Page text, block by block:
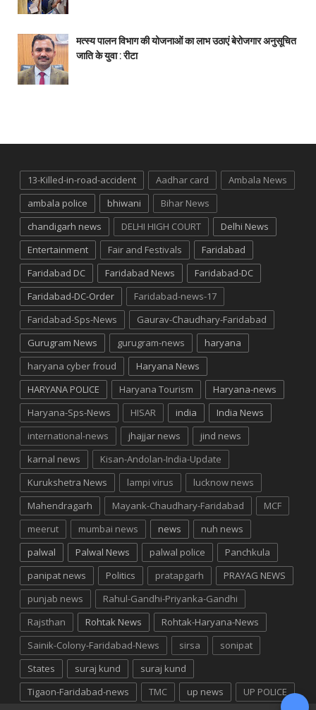
मत्स्य पालन विभाग की योजनाओं का लाभ उठाएं बेरोजगार अनुसूचित
जाति के युवा : रीटा
13-Killed-in-road-accident Aadhar card
Ambala News
ambala police
bhiwani
Bihar News
chandigarh news
DELHI HIGH COURT
Delhi News
Entertainment
Fair and Festivals
Faridabad
Faridabad DC
Faridabad News
Faridabad-DC
Faridabad-DC-Order
Faridabad-news-17
Faridabad-Sps-News
Gaurav-Chaudhary-Faridabad
Gurugram News
gurugram-news
haryana
haryana cyber froud
Haryana News
HARYANA POLICE
Haryana Tourism
Haryana-news
Haryana-Sps-News
HISAR india
India News
international-news
jhajjar news
jind news
karnal news
Kisan-Andolan-India-Update
Kurukshetra News
lampi virus
lucknow news
Mahendragarh
Mayank-Chaudhary-Faridabad
MCF
meerut
mumbai news news
nuh news
palwal
Palwal News palwal police
Panchkula
panipat news
Politics pratapgarh
PRAYAG NEWS
punjab news
Rahul-Gandhi-Priyanka-Gandhi
Rajsthan
Rohtak News
Rohtak-Haryana-News
Sainik-Colony-Faridabad-News
sirsa
sonipat
States
suraj kund
suraj kund
Tigaon-Faridabad-news
TMC up news UP POLICE